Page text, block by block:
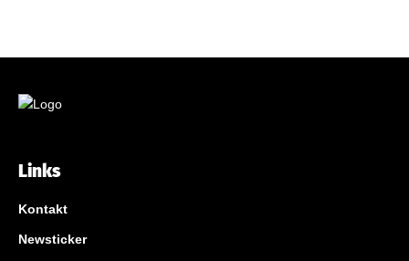
Links
Kontakt
Newsticker